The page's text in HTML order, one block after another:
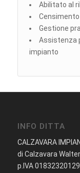
Abilitato al
Gestione
Assistenza
impianto
INFO DITTA
CALZAVARA
di Calzavara Walter
p.IVA 01832320129